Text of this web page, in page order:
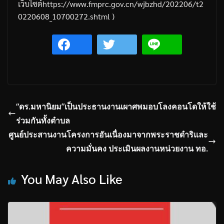
เว็บไซต์https://www.fmprc.gov.cn/wjbzhd/202206/t2
0220608_10700272.shtml )
“ดร.มหานิยม”เป็นประธานงานเผาศพมอบโลงคอนโดให้ใช้
ร่วมกันทั้งตำบล
ศูนย์ประสานงานโครงการอันเนื่องมาจากพระราชดำริและ
ความมั่นคง ประเมินผลงานหน่วยงาน ทอ.
You May Also Like